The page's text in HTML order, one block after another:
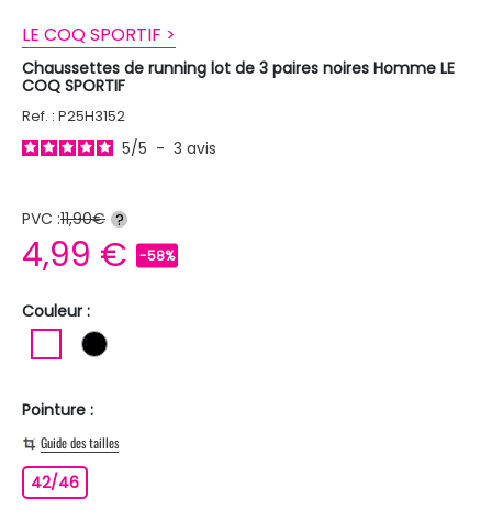
LE COQ SPORTIF >
Chaussettes de running lot de 3 paires noires Homme LE
COQ SPORTIF
Ref. : P25H3152
5/5 - 3 avis
PVC :11,90€ ?
4,99 € -58%
Couleur :
BLANCNOIR
Pointure :
Guide des tailles
42/4642/46